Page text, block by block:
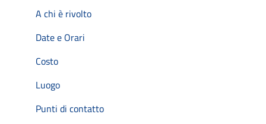
A chi è rivolto
Date e Orari
Costo
Luogo
Punti di contatto